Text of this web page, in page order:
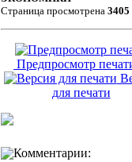
Страница просмотрена 3405
Предпросмотр
для печати
Комментарии: